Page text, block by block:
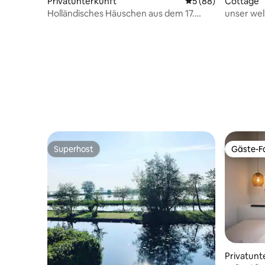
Holländisches Häuschen aus dem 17.
unser
Superhost
Superhost Gäste-
Gäste-